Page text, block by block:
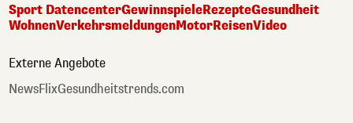
Sport DatencenterGewinnspieleRezepteGesundheit
WohnenVerkehrsmeldungenMotorReisenVideo
Externe Angebote
NewsFlixGesundheitstrends.com